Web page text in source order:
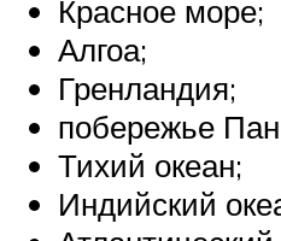
Красное море;
Алгоа;
Гренландия;
побережье
Тихий океан;
Индийский